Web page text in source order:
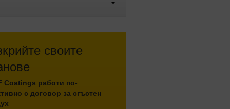
своите
Coatings работи по-
с договор за сгъстен